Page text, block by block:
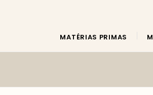
MATÉRIAS PRIMAS